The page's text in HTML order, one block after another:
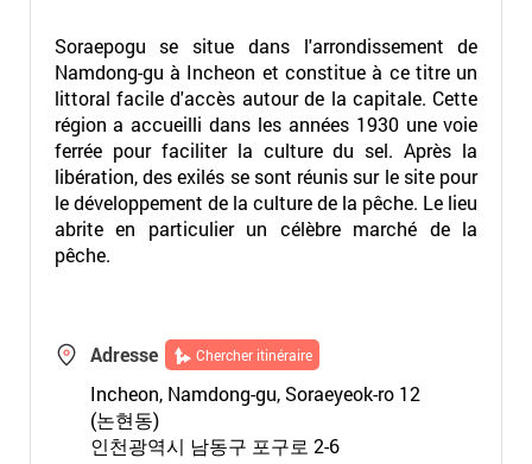
Soraepogu se situe dans l'arrondissement de
Namdong-gu à Incheon et constitue à ce titre un
littoral facile d'accès autour de la capitale. Cette
région a accueilli dans les années 1930 une voie
ferrée pour faciliter la culture du sel. Après la
libération, des exilés se sont réunis sur le site pour
le développement de la culture de la pêche. Le lieu
abrite en particulier un célèbre marché de la
pêche.
Adresse Chercher itinéraire
Incheon, Namdong-gu, Soraeyeok-ro 12
(논현동)
인천광역시 남동구 포구로 2-6